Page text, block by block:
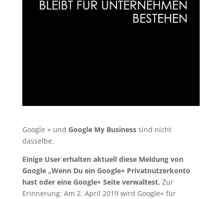
Google + und Google My Business sind nicht
dasselbe.
Einige User erhalten aktuell diese Meldung von
Google „Wenn Du ein Google+ Privatnutzerkonto
hast oder eine Google+ Seite verwaltest. Zur
Erinnerung: Am 2. April 2019 wird Google+ für